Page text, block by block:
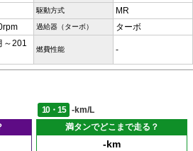
駆動方式 MR
過給器（ターボ） ターボ
～201
燃費性能 -
10・15
-km/L
満タンでどこまで走る？
-km